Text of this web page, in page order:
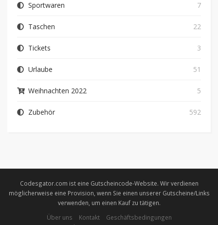
Sportwaren 7
Taschen 22
Tickets 3
Urlaube 51
Weihnachten 2022 5
Zubehör 592
Codesgator.com ist eine Gutscheincode-Website. Wir verdienen
möglicherweise eine Provision, wenn Sie einen unserer Gutscheine/Links
verwenden, um einen Kauf zu tätigen.
Über uns
Kontakt
Geschäftsbedingungen